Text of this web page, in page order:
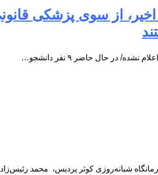
حال حاضر ۹ نفر دانشجو…
شبانه‌روزی کوثر پردیس، محمد